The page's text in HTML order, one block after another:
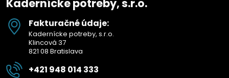
Kadernícke potreby, s.r.o.
Fakturačné údaje:
Kadernícke potreby, s.r.o.
Klincová 37
821 08 Bratislava
+421 948 014 333